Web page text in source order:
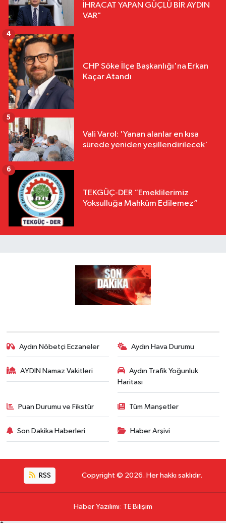
İHRACAT YAPAN GÜÇLÜ BİR AYDIN
VAR"
CHP Söke İlçe Başkanlığı'na Erkan
Kaçar Atandı
4
Vali Varol: 'Yanan alanlar en kısa
sürede yeniden yeşillendirilecek'
5
TEKGÜÇ-DER “Emeklilerimiz
Yoksulluğa Mahkûm Edilemez”
6
Aydın Nöbetçi Eczaneler Aydın Hava Durumu
AYDIN Namaz Vakitleri
Aydın Trafik Yoğunluk
Haritası
Puan Durumu ve Fikstür Tüm Manşetler
Son Dakika Haberleri Haber Arşivi
RSS Copyright © 2026. Her hakkı saklıdır.
Haber Yazılımı: TE Bilişim